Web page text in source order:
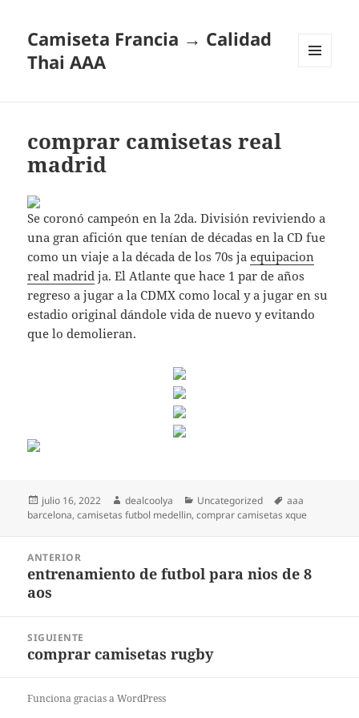
Camiseta Francia → Calidad
Thai AAA
comprar camisetas real
madrid
Se coronó campeón en la 2da. División reviviendo a
una gran afición que tenían de décadas en la CD fue
como un viaje a la década de los 70s jaequipacion
real madrid ja. El Atlante que hace 1 par de años
regreso a jugar a la CDMX como local y a jugar en su
estadio original dándole vida de nuevo y evitando
que lo demolieran.
Publicado
el
julio 16, 2022 Autor
dealcoolya Categorías
Uncategorized Etiquetas
aaa
barcelona,camisetas futbol medellin,comprar camisetas xque
entradas
ANTERIOR
Entrada
anterior:
entrenamiento de futbol para nios de 8
aos
SIGUIENTE
Entrada
comprar camisetas rugby
Funciona gracias a WordPress